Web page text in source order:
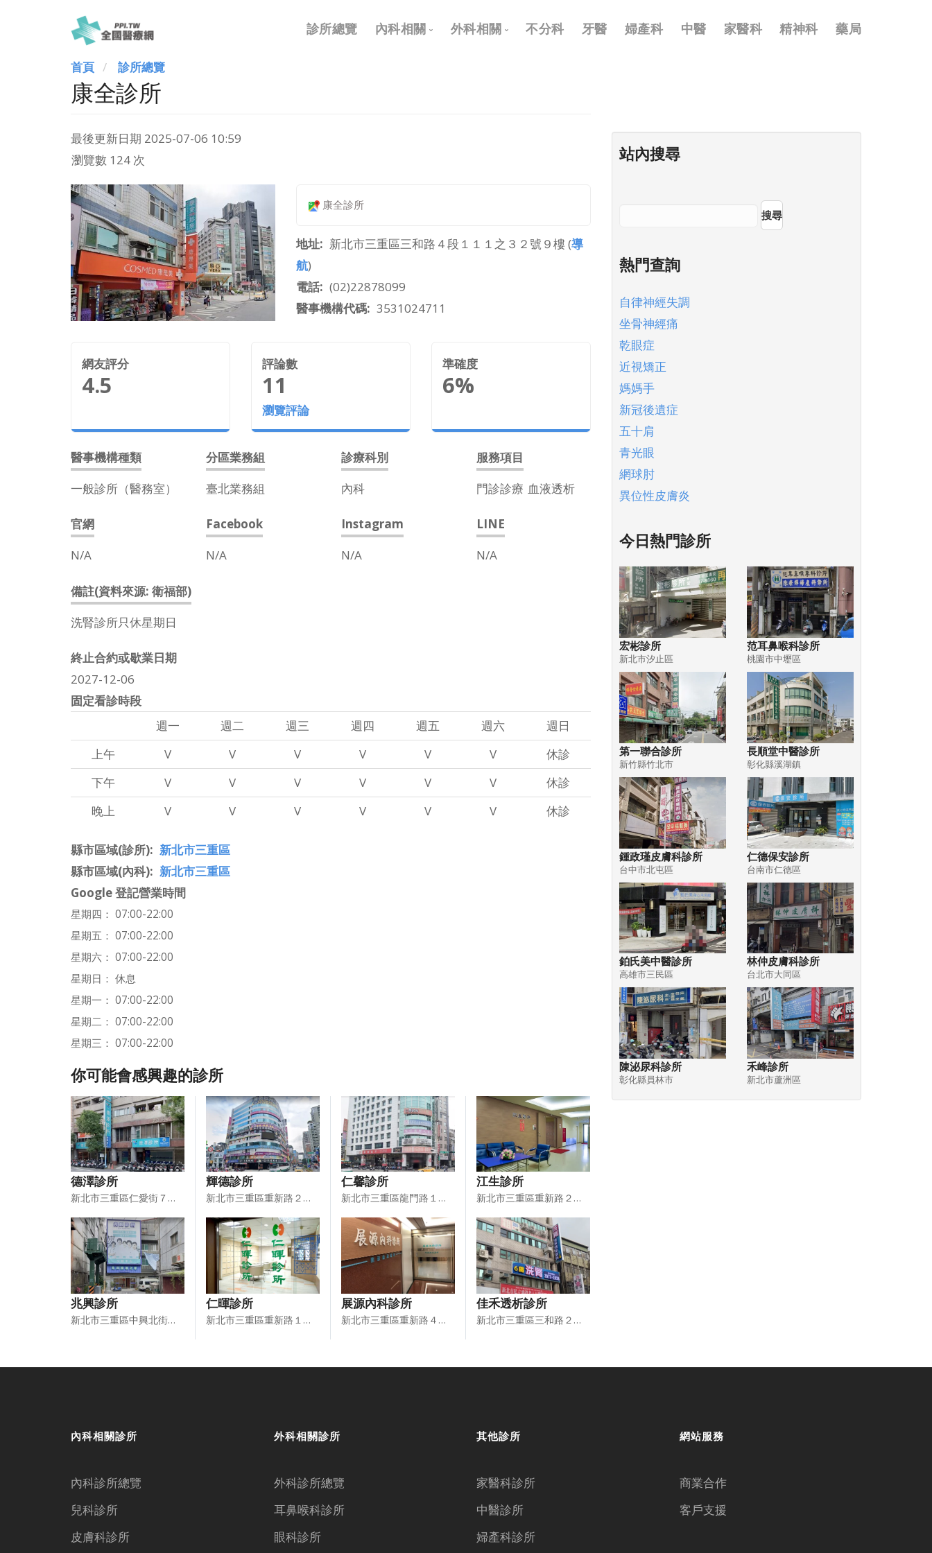
Main
navigation
診所總覽 內科相關 外科相關 不分科 牙醫 婦產科 中醫 家醫科 精神科 藥局
首頁 診所總覽
康全診所
最後更新日期 2025-07-06 10:59
瀏覽數 124 次
康全診所
地址 新北市三重區三和路４段１１１之３２號９樓 (導
航)
電話
(02)22878099
醫事機構代碼
3531024711
網友評分
4.5
評論數
11
瀏覽評論
準確度
6%
醫事機構種類
一般診所（醫務室）
分區業務組
臺北業務組
診療科別
內科
服務項目
門診診療 血液透析
官網
N/A
Facebook
N/A
Instagram
N/A
LINE
N/A
備註(資料來源: 衛福部)
洗腎診所只休星期日
終止合約或歇業日期
2027-12-06
固定看診時段
週一
週二 週三 週四 週五 週六
週日
上午
V V V V V V
休診
下午
V V V V V V
休診
晚上
V V V V V V 休診
縣市區域(診所)
新北市三重區
縣市區域(內科)
新北市三重區
Google 登記營業時間
星期四： 07:00-22:00
星期五： 07:00-22:00
星期六： 07:00-22:00
星期日： 休息
星期一： 07:00-22:00
星期二： 07:00-22:00
星期三： 07:00-22:00
你可能會感興趣的診所
德澤診所
新北市三重區仁愛街７１３．７１５．７１７．７１９號１樓
輝德診所
新北市三重區重新路２段２３號１１、１２樓
仁馨診所
新北市三重區龍門路１號５樓、５樓－１
江生診所
新北市三重區重新路２段１號５樓
兆興診所
新北市三重區中興北街１９巷２號１樓
仁暉診所
新北市三重區重新路１段５０號２樓、５２號２樓
展源內科診所
新北市三重區重新路４段１２號９樓
佳禾透析診所
新北市三重區三和路２段３０號６樓及６樓之１－４
站內搜尋
搜尋
熱門查詢
自律神經失調
坐骨神經痛
乾眼症
近視矯正
媽媽手
新冠後遺症
五十肩
青光眼
網球肘
異位性皮膚炎
今日熱門診所
宏彬診所
新北市汐止區
范耳鼻喉科診所
桃園市中壢區
第一聯合診所
新竹縣竹北市
長順堂中醫診所
彰化縣溪湖鎮
鍾政瑾皮膚科診所
台中市北屯區
仁德保安診所
台南市仁德區
鉑氏美中醫診所
高雄市三民區
林仲皮膚科診所
台北市大同區
陳泌尿科診所
彰化縣員林市
禾峰診所
新北市蘆洲區
內科相關診所
內科診所總覽
兒科診所
皮膚科診所
外科相關診所
外科診所總覽
耳鼻喉科診所
眼科診所
其他診所
家醫科診所
中醫診所
婦產科診所
網站服務
商業合作
客戶支援